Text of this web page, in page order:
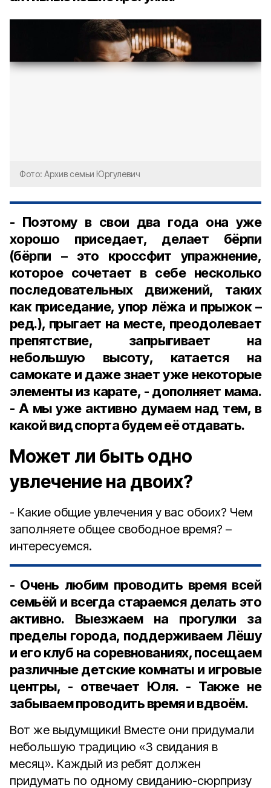
Фото: Архив семьи Юргулевич
- Поэтому в свои два года она уже
хорошо приседает, делает бёрпи
(бёрпи – это кроссфит упражнение,
которое сочетает в себе несколько
последовательных движений, таких
как приседание, упор лёжа и прыжок –
ред.), прыгает на месте, преодолевает
препятствие, запрыгивает на
небольшую высоту, катается на
самокате и даже знает уже некоторые
элементы из карате, - дополняет мама.
- А мы уже активно думаем над тем, в
какой вид спорта будем её отдавать.
Может ли быть одно
увлечение на двоих?
- Какие общие увлечения у вас обоих? Чем
заполняете общее свободное время? –
интересуемся.
- Очень любим проводить время всей
семьёй и всегда стараемся делать это
активно. Выезжаем на прогулки за
пределы города, поддерживаем Лёшу
и его клуб на соревнованиях, посещаем
различные детские комнаты и игровые
центры, - отвечает Юля. - Также не
забываем проводить время и вдвоём.
Вот же выдумщики! Вместе они придумали
небольшую традицию «3 свидания в
месяц». Каждый из ребят должен
придумать по одному свиданию-сюрпризу